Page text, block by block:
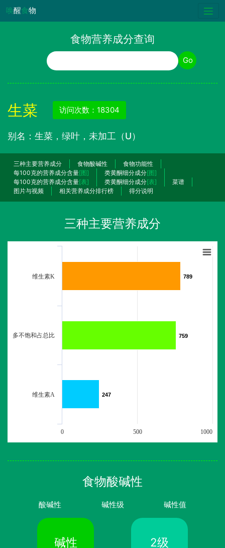
唤醒食物
食物营养成分查询
食物名称 Go
生菜 访问次数：18304
别名：生菜，绿叶，未加工（U）
三种主要营养成分 食物酸碱性
食物功能性
每100克的营养成分含量[图] 类黄酮细分成分[图]
每100克的营养成分含量[表] 类黄酮细分成分[表]
菜谱
图片与视频
相关营养成分排行榜 得分说明
三种主要营养成分
789
789
759
759
247
247
维生素K
多不饱和占总比
维生素A
0 500 1000
食物酸碱性
酸碱性 碱性级 碱性值
碱性 2级